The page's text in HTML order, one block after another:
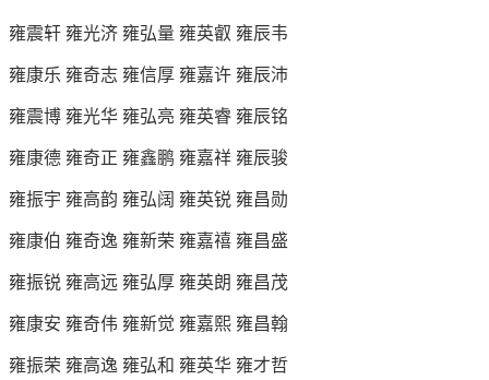
雍震轩 雍光济 雍弘量 雍英叡 雍辰韦
雍康乐 雍奇志 雍信厚 雍嘉许 雍辰沛
雍震博 雍光华 雍弘亮 雍英睿 雍辰铭
雍康德 雍奇正 雍鑫鹏 雍嘉祥 雍辰骏
雍振宇 雍高韵 雍弘阔 雍英锐 雍昌勋
雍康伯 雍奇逸 雍新荣 雍嘉禧 雍昌盛
雍振锐 雍高远 雍弘厚 雍英朗 雍昌茂
雍康安 雍奇伟 雍新觉 雍嘉熙 雍昌翰
雍振荣 雍高逸 雍弘和 雍英华 雍才哲